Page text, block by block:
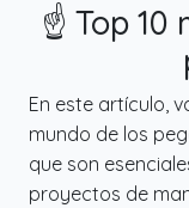
☝️ Top 10
En este artículo,
mundo de los
que son
proyectos de